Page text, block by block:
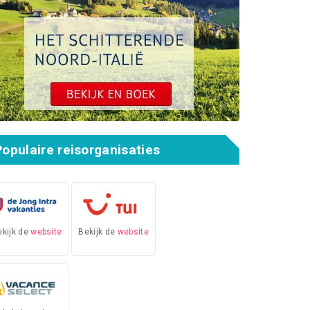
reisorganisaties
dewebsite Bekijk de website